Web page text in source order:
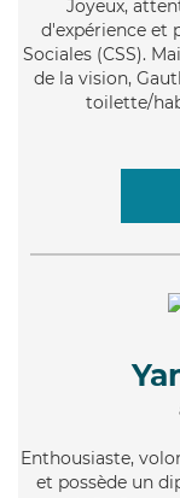
Joyeux,
d'expérience et
Sociales (CSS).
de la vision,
toilette/
Enthousiaste,
et possède un